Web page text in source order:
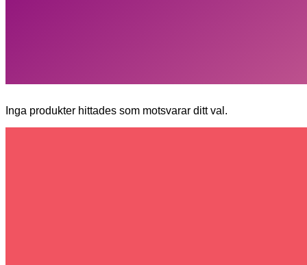
Inga produkter hittades som motsvarar ditt val.